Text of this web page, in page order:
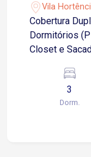
Vila
Cobertura
Dormitórios
Closet e
Teto,
Azulejo Até o
2 Vagas na
3
Dorm.